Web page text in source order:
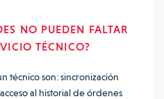
NO PUEDEN FALTAR
TÉCNICO?
técnico son: sincronización
al historial de órdenes